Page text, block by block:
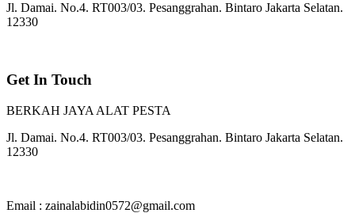
Jl. Damai. No.4. RT003/03. Pesanggrahan. Bintaro Jakarta Selatan.
12330
Get In Touch
BERKAH JAYA ALAT PESTA
Jl. Damai. No.4. RT003/03. Pesanggrahan. Bintaro Jakarta Selatan.
12330
Email : zainalabidin0572@gmail.com